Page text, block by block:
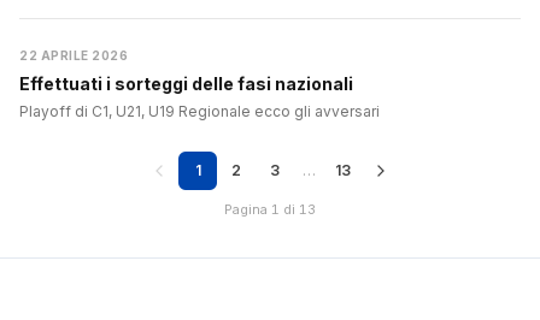
22 APRILE 2026
Effettuati i sorteggi delle fasi nazionali
Playoff di C1, U21, U19 Regionale ecco gli avversari
1 2 3 … 13
Pagina 1 di 13